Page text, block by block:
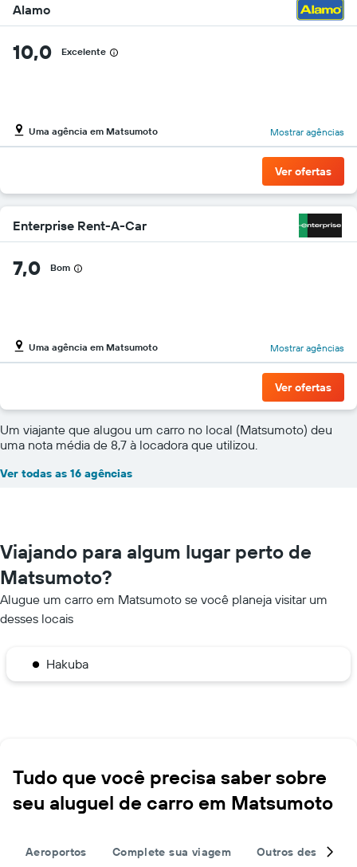
Alamo
10,0 Excelente
Uma agência em Matsumoto Mostrar agências
Ver ofertas
Enterprise Rent-A-Car
7,0 Bom
Uma agência em Matsumoto Mostrar agências
Ver ofertas
Um viajante que alugou um carro no local (Matsumoto) deu
uma nota média de 8,7 à locadora que utilizou.
Ver todas as 16 agências
Viajando para algum lugar perto de
Matsumoto?
Alugue um carro em Matsumoto se você planeja visitar um
desses locais
Hakuba
Tudo que você precisa saber sobre
seu aluguel de carro em Matsumoto
Aeroportos Complete sua viagem Outros destinos